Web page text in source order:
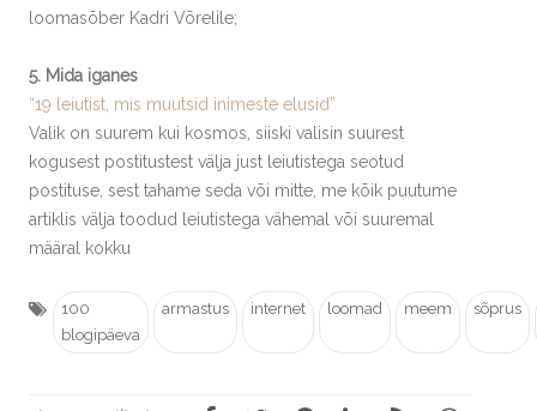
loomasõber Kadri Võrelile;
5. Mida iganes
“19 leiutist, mis muutsid inimeste elusid”
Valik on suurem kui kosmos, siiski valisin suurest
kogusest postitustest välja just leiutistega seotud
postituse, sest tahame seda või mitte, me kõik puutume
artiklis välja toodud leiutistega vähemal või suuremal
määral kokku
100
blogipäeva
armastus internet loomad meem sõprus